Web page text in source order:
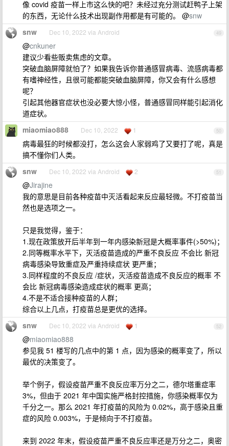
像 covid 疫苗一样上市这么快的吧？未经过充分测试赶鸭子上架
的东西，无论什么技术出现副作用都是有可能的。 @snw
49
snw Dec 10, 2022 via Android
@cnkuner
建议少看些贩卖焦虑的文章。
突破血脑屏障就怕了？如果我告诉你普通感冒病毒、流感病毒都
有嗜神经性，且很可能都能突破血脑屏障，你又会有什么感想
呢？
引起其他器官症状也没必要大惊小怪，普通感冒同样能引起消化
道症状。
50
miaomiao888 Dec 10, 2022 1
病毒最狂的时候都没打，怎么这会人家弱鸡了又要打了呢，真是
搞不懂你们人类。
51
snw Dec 10, 2022 via Android 2
@Jirajine
我的意思是目前各种疫苗中灭活看起来反应最轻微。不打疫苗当
然也是选项之一。
只是我觉得，鉴于：
1.现在政策放开后半年到一年内感染新冠是大概率事件(>50%)；
2.同等概率水平下，灭活疫苗造成的严重不良反应 不会比 新冠
病毒感染导致重症及严重持续症状 更严重；
3.同样程度的不良反应 /症状，灭活疫苗造成不良反应的概率 不
会比 新冠病毒感染造成症状的概率 更高；
4.不是不适合接种疫苗的人群；
综合以上几点，打疫苗总是更优的选择。
52
snw Dec 10, 2022 via Android 1
@miaomiao888
参见我 51 楼写的几点中的第 1 点，因为感染的概率变了，所以
最优的决策变了。
举个例子，假设疫苗严重不良反应率万分之二，德尔塔重症率
3%，但由于 2021 年中国实施严格封控措施，你感染概率仅为
千分之一。那么 2021 年打疫苗的风险为 0.02%，高于感染且重
症的风险 0.003%，于是倾向于不打疫苗。
来到 2022 年末，假设疫苗严重不良反应率还是万分之二，奥密